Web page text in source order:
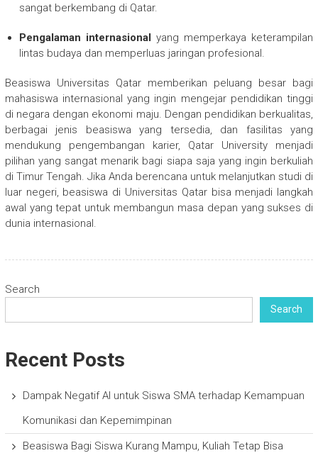
sangat berkembang di Qatar.
Pengalaman internasional yang memperkaya keterampilan
lintas budaya dan memperluas jaringan profesional.
Beasiswa Universitas Qatar memberikan peluang besar bagi
mahasiswa internasional yang ingin mengejar pendidikan tinggi
di negara dengan ekonomi maju. Dengan pendidikan berkualitas,
berbagai jenis beasiswa yang tersedia, dan fasilitas yang
mendukung pengembangan karier, Qatar University menjadi
pilihan yang sangat menarik bagi siapa saja yang ingin berkuliah
di Timur Tengah. Jika Anda berencana untuk melanjutkan studi di
luar negeri, beasiswa di Universitas Qatar bisa menjadi langkah
awal yang tepat untuk membangun masa depan yang sukses di
dunia internasional.
Search
Search
Recent Posts
Dampak Negatif AI untuk Siswa SMA terhadap Kemampuan
Komunikasi dan Kepemimpinan
Beasiswa Bagi Siswa Kurang Mampu, Kuliah Tetap Bisa